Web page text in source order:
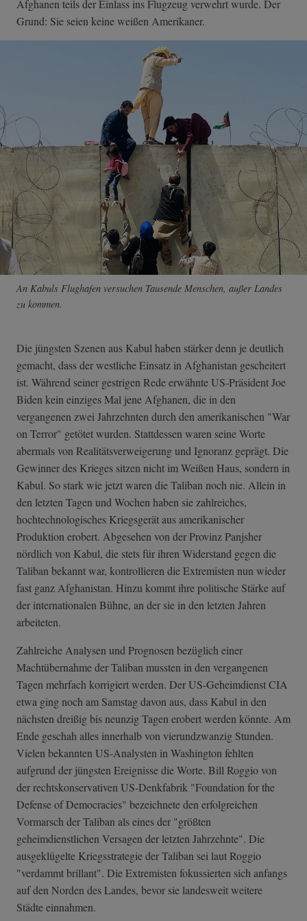
Afghanen teils der Einlass ins Flugzeug verwehrt wurde. Der
Grund: Sie seien keine weißen Amerikaner.
An Kabuls Flughafen versuchen Tausende Menschen, außer Landes
zu kommen.
Die jüngsten Szenen aus Kabul haben stärker denn je deutlich
gemacht, dass der westliche Einsatz in Afghanistan gescheitert
ist. Während seiner gestrigen Rede erwähnte US-Präsident Joe
Biden kein einziges Mal jene Afghanen, die in den
vergangenen zwei Jahrzehnten durch den amerikanischen "War
on Terror" getötet wurden. Stattdessen waren seine Worte
abermals von Realitätsverweigerung und Ignoranz geprägt. Die
Gewinner des Krieges sitzen nicht im Weißen Haus, sondern in
Kabul. So stark wie jetzt waren die Taliban noch nie. Allein in
den letzten Tagen und Wochen haben sie zahlreiches,
hochtechnologisches Kriegsgerät aus amerikanischer
Produktion erobert. Abgesehen von der Provinz Panjsher
nördlich von Kabul, die stets für ihren Widerstand gegen die
Taliban bekannt war, kontrollieren die Extremisten nun wieder
fast ganz Afghanistan. Hinzu kommt ihre politische Stärke auf
der internationalen Bühne, an der sie in den letzten Jahren
arbeiteten.
Zahlreiche Analysen und Prognosen bezüglich einer
Machtübernahme der Taliban mussten in den vergangenen
Tagen mehrfach korrigiert werden. Der US-Geheimdienst CIA
etwa ging noch am Samstag davon aus, dass Kabul in den
nächsten dreißig bis neunzig Tagen erobert werden könnte. Am
Ende geschah alles innerhalb von vierundzwanzig Stunden.
Vielen bekannten US-Analysten in Washington fehlten
aufgrund der jüngsten Ereignisse die Worte. Bill Roggio von
der rechtskonservativen US-Denkfabrik "Foundation for the
Defense of Democracies" bezeichnete den erfolgreichen
Vormarsch der Taliban als eines der "größten
geheimdienstlichen Versagen der letzten Jahrzehnte". Die
ausgeklügelte Kriegsstrategie der Taliban sei laut Roggio
"verdammt brillant". Die Extremisten fokussierten sich anfangs
auf den Norden des Landes, bevor sie landesweit weitere
Städte einnahmen.